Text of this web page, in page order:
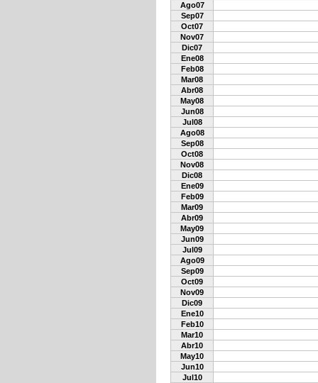
Ago07
Sep07
Oct07
Nov07
Dic07
Ene08
Feb08
Mar08
Abr08
May08
Jun08
Jul08
Ago08
Sep08
Oct08
Nov08
Dic08
Ene09
Feb09
Mar09
Abr09
May09
Jun09
Jul09
Ago09
Sep09
Oct09
Nov09
Dic09
Ene10
Feb10
Mar10
Abr10
May10
Jun10
Jul10